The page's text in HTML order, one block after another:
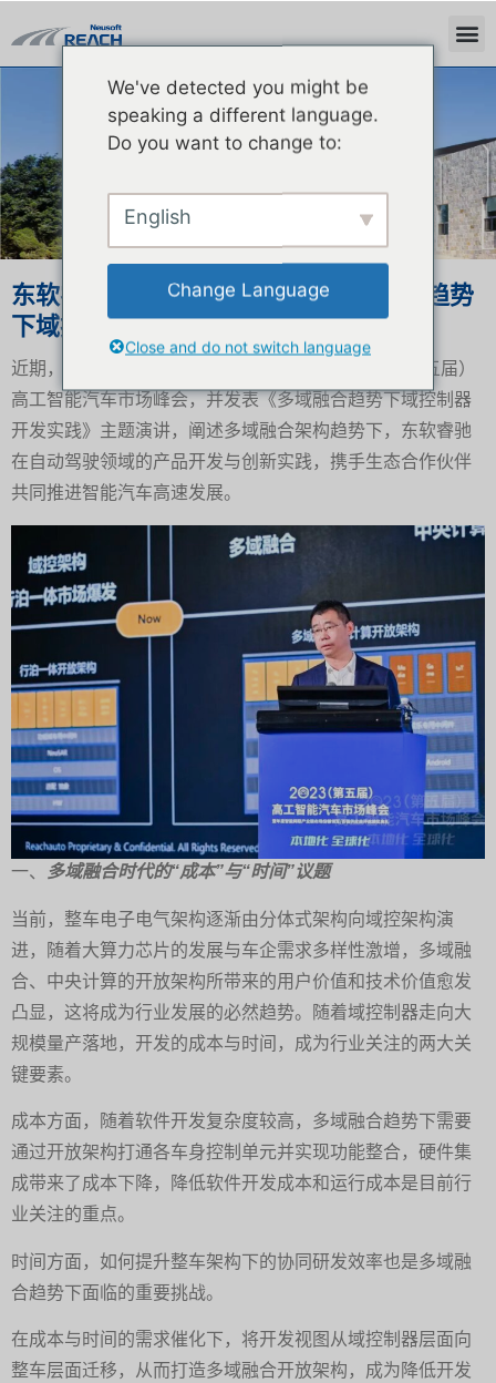
新闻中心
东软睿驰副总经理刘威博士：多域融合趋势
下域控制器开发实践
近期，东软睿驰副总经理刘威博士参加2023年度（第五届）
高工智能汽车市场峰会，并发表《多域融合趋势下域控制器
开发实践》主题演讲，阐述多域融合架构趋势下，东软睿驰
在自动驾驶领域的产品开发与创新实践，携手生态合作伙伴
共同推进智能汽车高速发展。
一、 多域融合时代的“成本”与“时间”议题
当前，整车电子电气架构逐渐由分体式架构向域控架构演
进，随着大算力芯片的发展与车企需求多样性激增，多域融
合、中央计算的开放架构所带来的用户价值和技术价值愈发
凸显，这将成为行业发展的必然趋势。随着域控制器走向大
规模量产落地，开发的成本与时间，成为行业关注的两大关
键要素。
成本方面，随着软件开发复杂度较高，多域融合趋势下需要
通过开放架构打通各车身控制单元并实现功能整合，硬件集
成带来了成本下降，降低软件开发成本和运行成本是目前行
业关注的重点。
时间方面，如何提升整车架构下的协同研发效率也是多域融
合趋势下面临的重要挑战。
在成本与时间的需求催化下，将开发视图从域控制器层面向
整车层面迁移，从而打造多域融合开放架构，成为降低开发
We've detected you might be
speaking a different language.
Do you want to change to:
English
Change Language
Close and do not switch language